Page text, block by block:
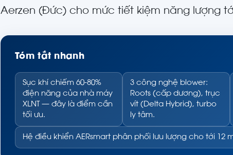
Aerzen (Đức) cho mức tiết kiệm năng lượng
Tóm tắt nhanh
Sục khí chiếm 60-80%
điện năng của nhà máy
XLNT — đây là điểm cần
tối ưu.
3 công nghệ blower:
Roots (cấp dương), trục
vít (Delta Hybrid), turbo
ly tâm.
Hệ điều khiển AERsmart phân phối lưu lượng cho tới 12